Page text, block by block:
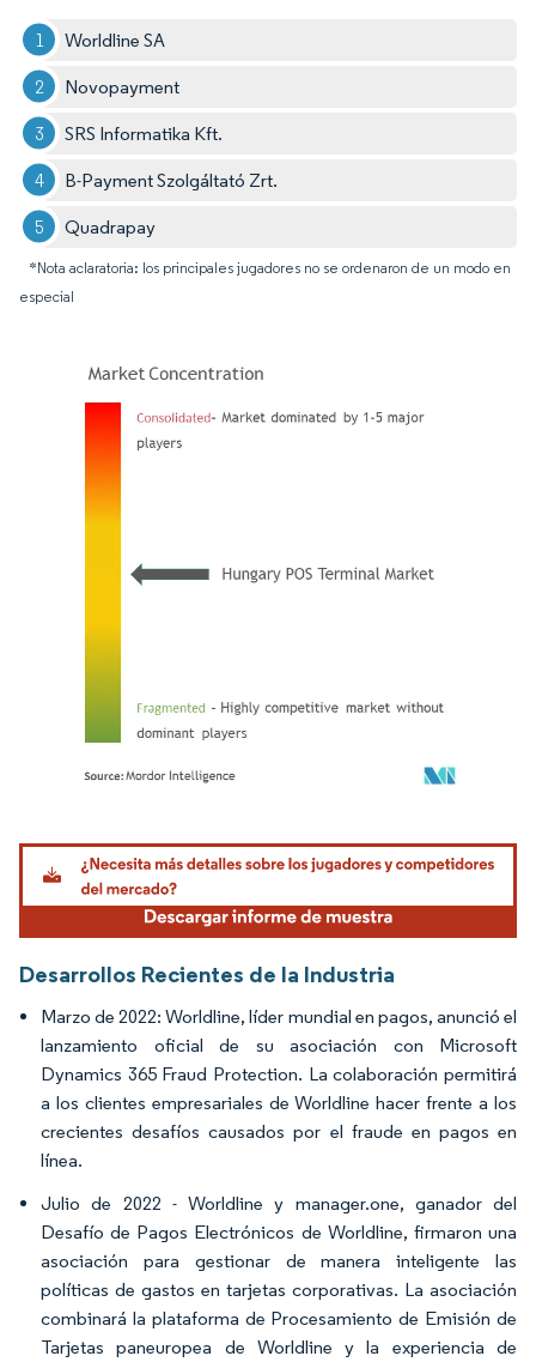
Worldline SA
Novopayment
SRS Informatika Kft.
B-Payment Szolgáltató Zrt.
Quadrapay
*Nota aclaratoria: los principales jugadores no se ordenaron de un modo en
especial
Imagen © Mordor Intelligence. El uso requiere atribución según CC BY 4.0.
Desarrollos Recientes de la Industria
Marzo de 2022: Worldline, líder mundial en pagos, anunció el
lanzamiento oficial de su asociación con Microsoft
Dynamics 365 Fraud Protection. La colaboración permitirá
a los clientes empresariales de Worldline hacer frente a los
crecientes desafíos causados por el fraude en pagos en
línea.
Julio de 2022 - Worldline y manager.one, ganador del
Desafío de Pagos Electrónicos de Worldline, firmaron una
asociación para gestionar de manera inteligente las
políticas de gastos en tarjetas corporativas. La asociación
combinará la plataforma de Procesamiento de Emisión de
Tarjetas paneuropea de Worldline y la experiencia de